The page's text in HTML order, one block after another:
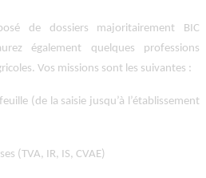
de dossiers majoritairement BIC
également quelques professions
Vos missions sont les suivantes :
(de la saisie jusqu’à l’établissement
(TVA, IR, IS, CVAE)